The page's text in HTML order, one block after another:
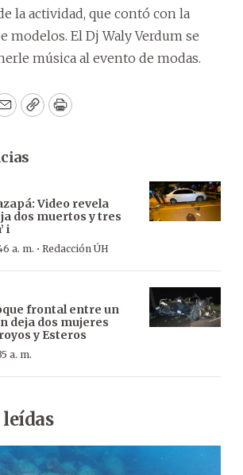
la actividad, que contó con la
modelos. El Dj Waly Verdum se
música al evento de modas.
EmailCopyPrint
Video revela
dos muertos y tres
i
a. m. · Redacción ÚH
frontal entre un
deja dos mujeres
y Esteros
a. m.